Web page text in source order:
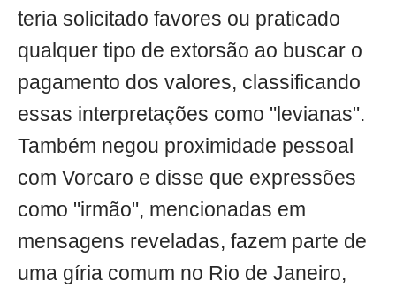
teria solicitado favores ou praticado
qualquer tipo de extorsão ao buscar o
pagamento dos valores, classificando
essas interpretações como "levianas".
Também negou proximidade pessoal
com Vorcaro e disse que expressões
como "irmão", mencionadas em
mensagens reveladas, fazem parte de
uma gíria comum no Rio de Janeiro,